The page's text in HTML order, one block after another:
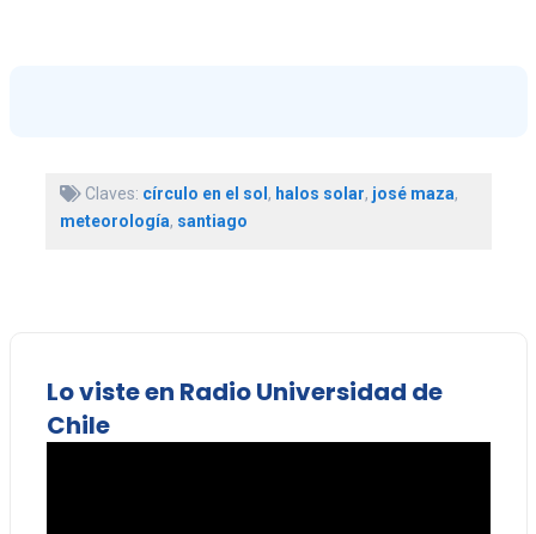
Claves: círculo en el sol, halos solar, josé maza,
meteorología, santiago
Lo viste en Radio Universidad de
Chile